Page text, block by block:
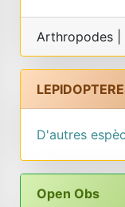
Arthropodes |
D'autres
Open Obs